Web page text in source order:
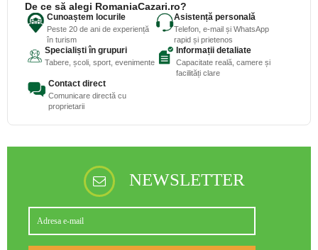
De ce să alegi RomaniaCazari.ro?
Cunoaștem locurile
Peste 20 de ani de experiență
în turism
Asistență personală
Telefon, e-mail și WhatsApp
rapid și prietenos
Specialiști în grupuri
Tabere, școli, sport, evenimente
Informații detaliate
Capacitate reală, camere și
facilități clare
Contact direct
Comunicare directă cu
proprietarii
NEWSLETTER